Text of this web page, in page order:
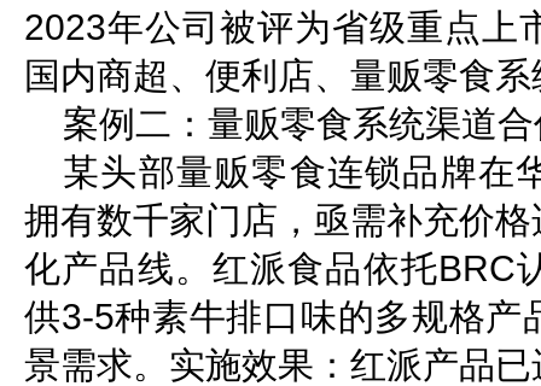
2023年公司被评为省级重点上
国内商超、便利店、量贩零食系
案例二：量贩零食系统渠道
某头部量贩零食连锁品牌在
拥有数千家门店，亟需补充价
化产品线。红派食品依托BRC
供3-5种素牛排口味的多规格产
景需求。实施效果：红派产品